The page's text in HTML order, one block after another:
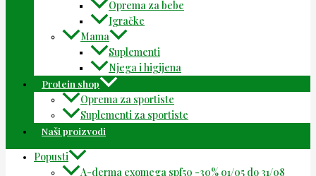
Oprema za bebe
Igračke
Mama
Suplementi
Njega i higijena
Protein shop
Oprema za sportiste
Suplementi za sportiste
Naši proizvodi
Popusti
A-derma exomega spf50 -30% 01/05 do 31/08